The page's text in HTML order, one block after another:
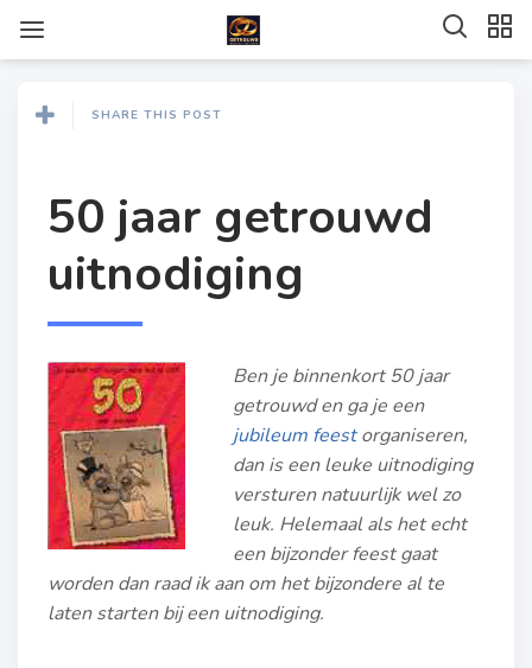
SHARE THIS POST
50 jaar getrouwd
uitnodiging
Ben je binnenkort 50 jaar
getrouwd en ga je een
jubileum feestorganiseren,
dan is een leuke uitnodiging
versturen natuurlijk wel zo
leuk. Helemaal als het echt
een bijzonder feest gaat
worden dan raad ik aan om het bijzondere al te
laten starten bij een uitnodiging.